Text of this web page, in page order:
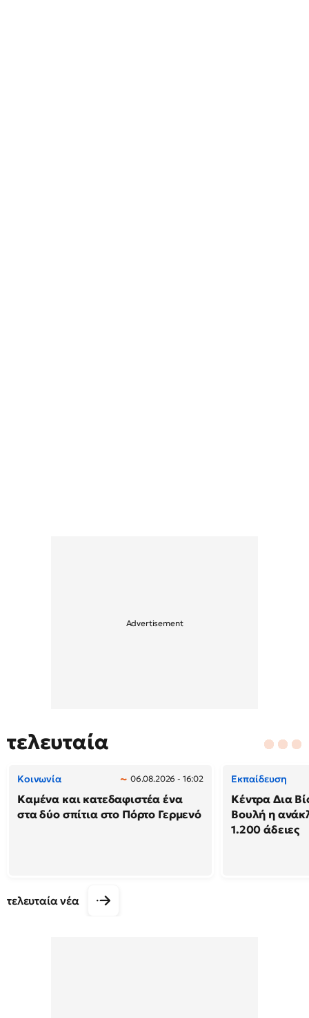
τελευταία
Κοινωνία 06.08.2026 - 16:02
Καμένα και κατεδαφιστέα ένα
στα δύο σπίτια στο Πόρτο Γερμενό
Εκπαίδευση
Κέντρα Δια
Βουλή η
1.200 άδειες
τελευταία νέα